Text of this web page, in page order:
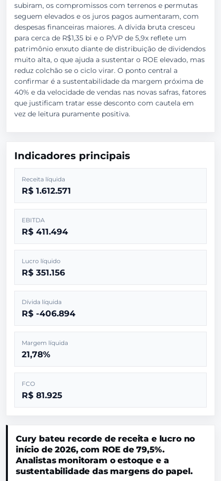
subiram, os compromissos com terrenos e permutas
seguem elevados e os juros pagos aumentaram, com
despesas financeiras maiores. A dívida bruta cresceu
para cerca de R$1,35 bi e o P/VP de 5,9x reflete um
patrimônio enxuto diante de distribuição de dividendos
muito alta, o que ajuda a sustentar o ROE elevado, mas
reduz colchão se o ciclo virar. O ponto central a
confirmar é a sustentabilidade da margem próxima de
40% e da velocidade de vendas nas novas safras, fatores
que justificam tratar esse desconto com cautela em
vez de leitura puramente positiva.
Indicadores principais
Receita líquida
R$ 1.612.571
EBITDA
R$ 411.494
Lucro líquido
R$ 351.156
Dívida líquida
R$ -406.894
Margem líquida
21,78%
FCO
R$ 81.925
Cury bateu recorde de receita e lucro no
início de 2026, com ROE de 79,5%.
Analistas monitoram o estoque e a
sustentabilidade das margens do papel.